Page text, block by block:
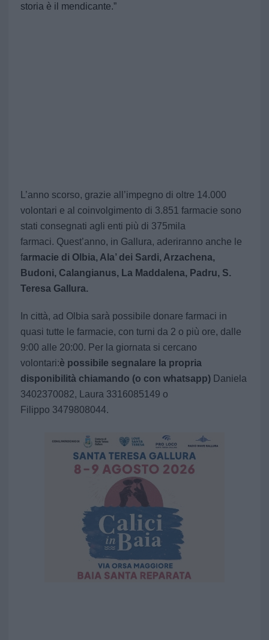
storia è il mendicante.”
L’anno scorso, grazie all’impegno di oltre 14.000
volontari e al coinvolgimento di 3.851 farmacie sono
stati consegnati agli enti più di 375mila
farmaci. Quest’anno, in Gallura, aderiranno anche le
farmacie di Olbia, Ala’ dei Sardi, Arzachena,
Budoni, Calangianus, La Maddalena, Padru, S.
Teresa Gallura.
In città, ad Olbia sarà possibile donare farmaci in
quasi tutte le farmacie, con turni da 2 o più ore, dalle
9:00 alle 20:00. Per la giornata si cercano
volontari:è possibile segnalare la propria
disponibilità chiamando (o con whatsapp)Daniela
3402370082, Laura 3316085149 o
Filippo 3479808044.